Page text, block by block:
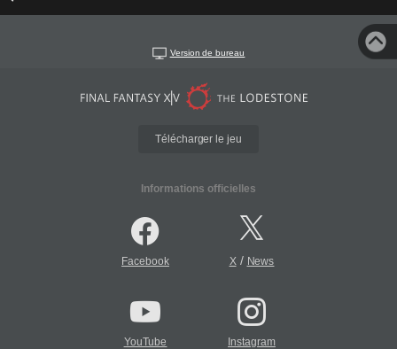
Version de bureau
Télécharger le jeu
Informations officielles
Facebook X/ News
YouTube Instagram